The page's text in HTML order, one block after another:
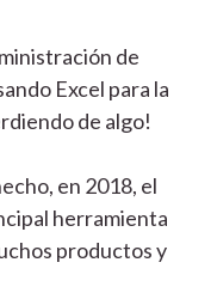
de
Excel para la
de algo!
en 2018, el
herramienta
productos y